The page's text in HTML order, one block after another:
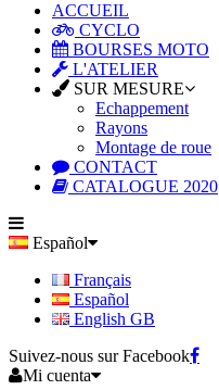
ACCUEIL
CYCLO
BOURSES MOTO
L'ATELIER
SUR MESURE
Echappement
Rayons
Montage de roue
CONTACT
CATALOGUE 2020
Español
Français
Español
English GB
Suivez-nous sur Facebook
Mi cuenta